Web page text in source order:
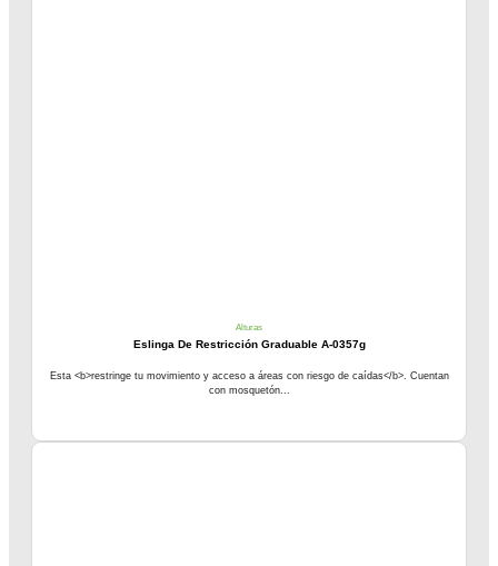
Alturas
Eslinga De Restricción Graduable A-0357g
Esta <b>restringe tu movimiento y acceso a áreas con riesgo de caídas</b>. Cuentan
con mosquetón...